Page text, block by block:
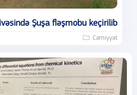
Şuşa fləşmobu keçirilib
Cəmiyyət